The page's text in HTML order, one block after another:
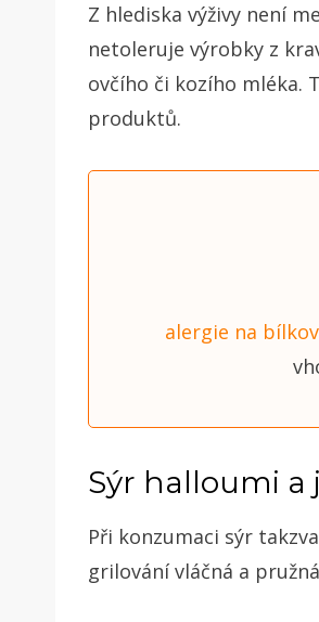
Z hlediska výživy není
netoleruje výrobky z
ovčího či kozího mléka.
produktů.
alergie na
Sýr halloumi a
Při konzumaci sýr
grilování vláčná a